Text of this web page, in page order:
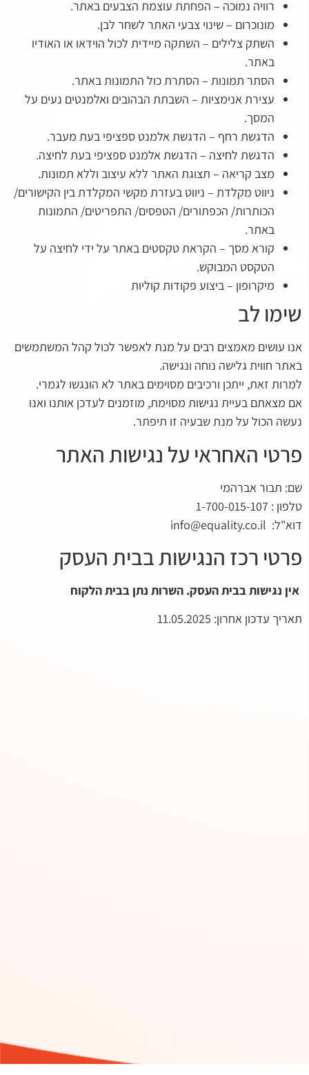
רוויה נמוכה – הפחתת עוצמת הצבעים באתר.
מונוכרום – שינוי צבעי האתר לשחר לבן.
השתק צלילים – השתקה מיידית לכול הוידאו או האודיו
באתר.
הסתר תמונות – הסתרת כול התמונות באתר.
עצירת אנימציות – השבתת הבהובים ואלמנטים נעים על
המסך.
הדגשת רחף – הדגשת אלמנט ספציפי בעת מעבר.
הדגשת לחיצה – הדגשת אלמנט ספציפי בעת לחיצה.
מצב קריאה – תצוגת האתר ללא עיצוב וללא תמונות.
ניווט מקלדת – ניווט בעזרת מקשי המקלדת בין הקישורים/
הכותרות/ הכפתורים/ הטפסים/ התפריטים/ התמונות
באתר.
קורא מסך – הקראת טקסטים באתר על ידי לחיצה על
הטקסט המבוקש.
מיקרופון – ביצוע פקודות קוליות
שימו לב
אנו עושים מאמצים רבים על מנת לאפשר לכול קהל המשתמשים
באתר חווית גלישה נוחה ונגישה.
למרות זאת, ייתכן ורכיבים מסוימים באתר לא הונגשו לגמרי.
אם מצאתם בעיית נגישות מסוימת, מוזמנים לעדכן אותנו ואנו
נעשה הכול על מנת שבעיה זו תיפתר.
פרטי האחראי על נגישות האתר
שם: תבור אברהמי
טלפון : 1-700-015-107
דוא"ל: info@equality.co.il
פרטי רכז הנגישות בבית העסק
אין נגישות בבית העסק. השרות נתן בבית הלקוח
תאריך עדכון אחרון: 11.05.2025